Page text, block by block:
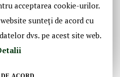
acceptarea cookie-urilor.
sunteți de acord cu
dvs. pe acest site web.
Historic